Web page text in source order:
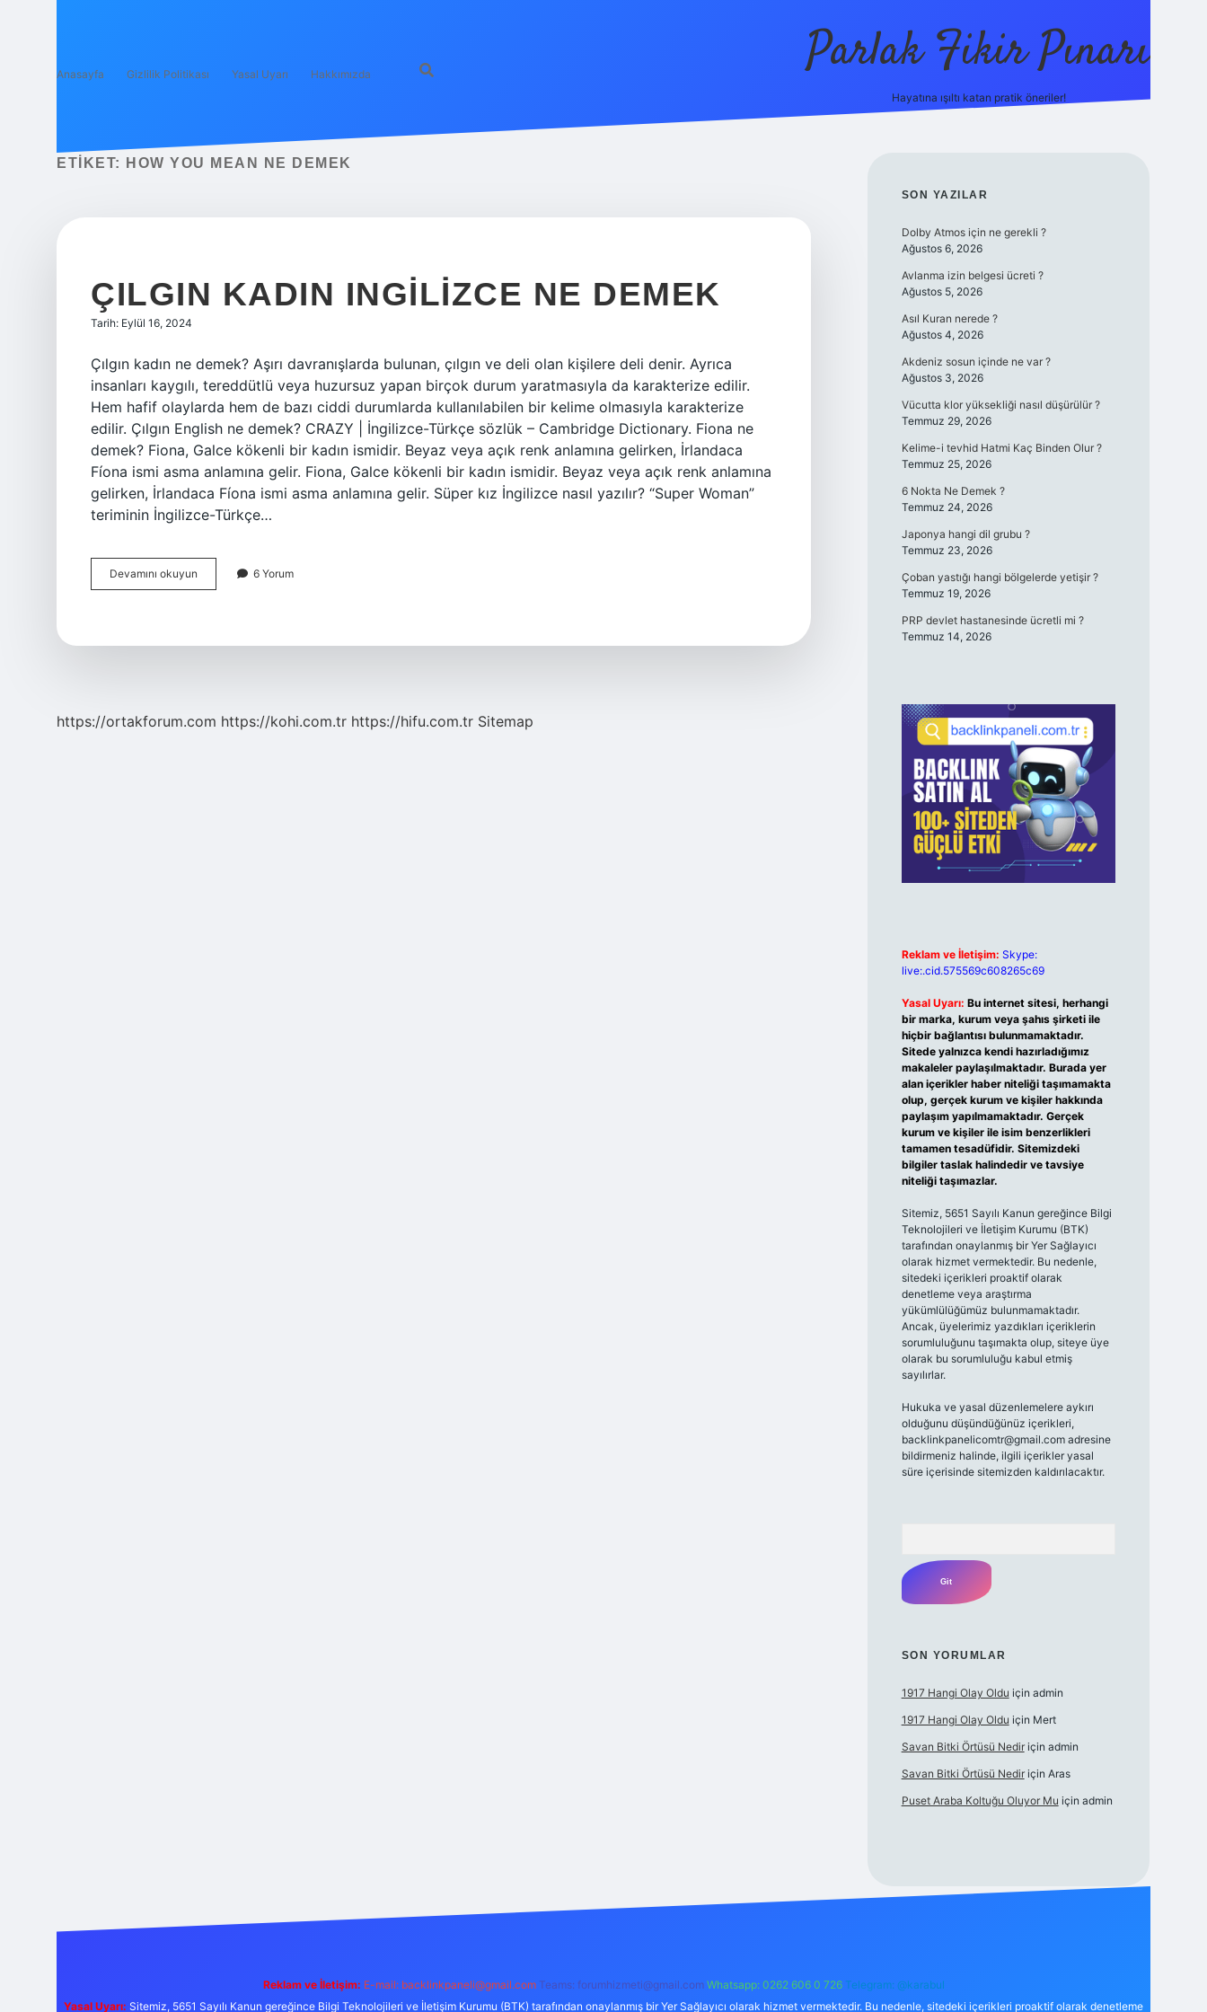
Anasayfa Gizlilik Politikası Yasal Uyarı Hakkımızda Parlak Fikir Pınarı
Hayatına ışıltı katan pratik öneriler!
ETIKET: HOW YOU MEAN NE DEMEK
ÇILGIN KADIN INGILIZCE NE DEMEK
Tarih: Eylül 16, 2024
Çılgın kadın ne demek? Aşırı davranışlarda bulunan, çılgın ve deli olan kişilere deli denir. Ayrıca
insanları kaygılı, tereddütlü veya huzursuz yapan birçok durum yaratmasıyla da karakterize edilir.
Hem hafif olaylarda hem de bazı ciddi durumlarda kullanılabilen bir kelime olmasıyla karakterize
edilir. Çılgın English ne demek? CRAZY | İngilizce-Türkçe sözlük – Cambridge Dictionary. Fiona ne
demek? Fiona, Galce kökenli bir kadın ismidir. Beyaz veya açık renk anlamına gelirken, İrlandaca
Fíona ismi asma anlamına gelir. Fiona, Galce kökenli bir kadın ismidir. Beyaz veya açık renk anlamına
gelirken, İrlandaca Fíona ismi asma anlamına gelir. Süper kız İngilizce nasıl yazılır? “Super Woman”
teriminin İngilizce-Türkçe…
Devamını okuyun
Kadın
6 Yorum
https://ortakforum.com https://kohi.com.tr https://hifu.com.tr Sitemap
SIDEBAR
SON YAZILAR
Dolby Atmos için ne gerekli ?
Ağustos 6, 2026
Avlanma izin belgesi ücreti ?
Ağustos 5, 2026
Asıl Kuran nerede ?
Ağustos 4, 2026
Akdeniz sosun içinde ne var ?
Ağustos 3, 2026
Vücutta klor yüksekliği nasıl düşürülür ?
Temmuz 29, 2026
Kelime-i tevhid Hatmi Kaç Binden Olur ?
Temmuz 25, 2026
6 Nokta Ne Demek ?
Temmuz 24, 2026
Japonya hangi dil grubu ?
Temmuz 23, 2026
Çoban yastığı hangi bölgelerde yetişir ?
Temmuz 19, 2026
PRP devlet hastanesinde ücretli mi ?
Temmuz 14, 2026
Reklam ve İletişim: Skype:
live:.cid.575569c608265c69
Yasal Uyarı: Bu internet sitesi, herhangi
bir marka, kurum veya şahıs şirketi ile
hiçbir bağlantısı bulunmamaktadır.
Sitede yalnızca kendi hazırladığımız
makaleler paylaşılmaktadır. Burada yer
alan içerikler haber niteliği taşımamakta
olup, gerçek kurum ve kişiler hakkında
paylaşım yapılmamaktadır. Gerçek
kurum ve kişiler ile isim benzerlikleri
tamamen tesadüfidir. Sitemizdeki
bilgiler taslak halindedir ve tavsiye
niteliği taşımazlar.
Sitemiz, 5651 Sayılı Kanun gereğince Bilgi
Teknolojileri ve İletişim Kurumu (BTK)
tarafından onaylanmış bir Yer Sağlayıcı
olarak hizmet vermektedir. Bu nedenle,
sitedeki içerikleri proaktif olarak
denetleme veya araştırma
yükümlülüğümüz bulunmamaktadır.
Ancak, üyelerimiz yazdıkları içeriklerin
sorumluluğunu taşımakta olup, siteye üye
olarak bu sorumluluğu kabul etmiş
sayılırlar.
Hukuka ve yasal düzenlemelere aykırı
olduğunu düşündüğünüz içerikleri,
backlinkpanelicomtr@gmail.comadresine
bildirmeniz halinde, ilgili içerikler yasal
süre içerisinde sitemizden kaldırılacaktır.
SON YORUMLAR
1917 Hangi Olay Oldu için admin
1917 Hangi Olay Oldu için Mert
Savan Bitki Örtüsü Nediriçin admin
Savan Bitki Örtüsü Nediriçin Aras
Puset Araba Koltuğu Oluyor Mu için admin
Reklam ve İletişim: E-mail: backlinkpaneli@gmail.com Teams: forumhizmeti@gmail.com Whatsapp: 0262 606 0 726 Telegram: @karabul
Yasal Uyarı: Sitemiz, 5651 Sayılı Kanun gereğince Bilgi Teknolojileri ve İletişim Kurumu (BTK) tarafından onaylanmış bir Yer Sağlayıcı olarak hizmet vermektedir. Bu nedenle, sitedeki içerikleri proaktif olarak denetleme